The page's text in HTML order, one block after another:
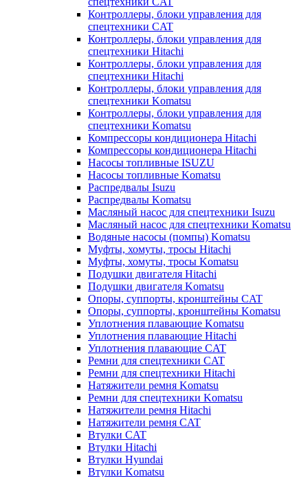
Контроллеры, блоки управления для
спецтехники CAT
Контроллеры, блоки управления для
спецтехники Hitachi
Контроллеры, блоки управления для
спецтехники Hitachi
Контроллеры, блоки управления для
спецтехники Komatsu
Контроллеры, блоки управления для
спецтехники Komatsu
Компрессоры кондиционера Hitachi
Компрессоры кондиционера Hitachi
Насосы топливные ISUZU
Насосы топливные Komatsu
Распредвалы Isuzu
Распредвалы Komatsu
Масляный насос для спецтехники Isuzu
Масляный насос для спецтехники Komatsu
Водяные насосы (помпы) Komatsu
Муфты, хомуты, тросы Hitachi
Муфты, хомуты, тросы Komatsu
Подушки двигателя Hitachi
Подушки двигателя Komatsu
Опоры, суппорты, кронштейны CAT
Опоры, суппорты, кронштейны Komatsu
Уплотнения плавающие Komatsu
Уплотнения плавающие Hitachi
Уплотнения плавающие CAT
Ремни для спецтехники CAT
Ремни для спецтехники Hitachi
Натяжители ремня Komatsu
Ремни для спецтехники Komatsu
Натяжители ремня Hitachi
Натяжители ремня CAT
Втулки CAT
Втулки Hitachi
Втулки Hyundai
Втулки Komatsu